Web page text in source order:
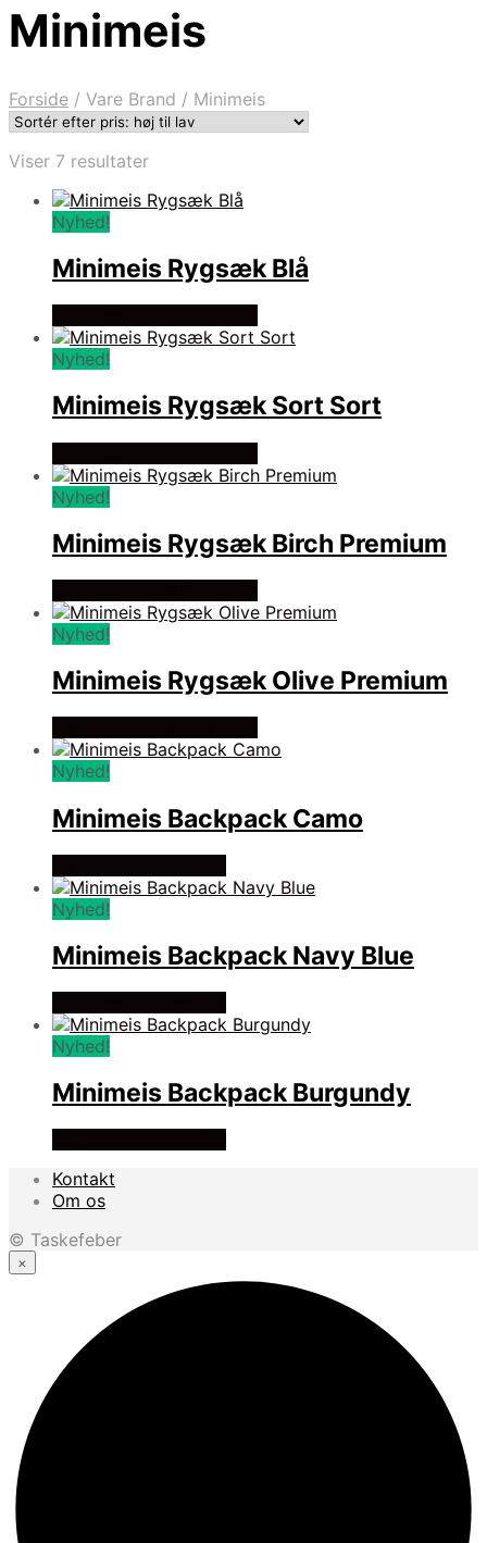
Minimeis
Forside / Vare Brand / Minimeis
Viser 7 resultaterSorteret
pris:
lav
Nyhed!
Minimeis Rygsæk Blå
Nyhed!
Minimeis Rygsæk Sort Sort
Nyhed!
Minimeis Rygsæk Birch Premium
Nyhed!
Minimeis Rygsæk Olive Premium
Nyhed!
Minimeis Backpack Camo
Nyhed!
Minimeis Backpack Navy Blue
Nyhed!
Minimeis Backpack Burgundy
Kontakt
Om os
© Taskefeber
×